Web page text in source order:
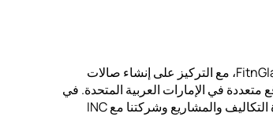
أكملت CSQ هذا المشروع الكبير لـ FitnGlam، مع التركيز على إنشاء صالات
في الإمارات العربية المتحدة. في
إطار دورنا، قدمنا خدمات شاملة لإدارة التكاليف والمشاريع وشركتنا مع INC